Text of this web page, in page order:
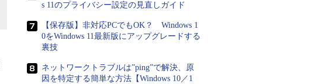
s 11のプライバシー設定の見直しガイド
【保存版】非対応PCでもOK？ Windows 1
0をWindows 11最新版にアップグレードする
裏技
ネットワークトラブルは”ping”で解決、原
因を特定する簡単な方法【Windows 10／1